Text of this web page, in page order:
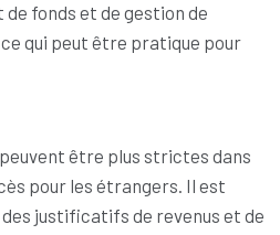
fonds et de gestion de
qui peut être pratique pour
être plus strictes dans
pour les étrangers. Il est
justificatifs de revenus et de